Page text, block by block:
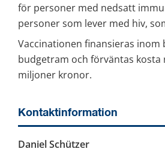
för personer med nedsatt
personer som lever med hiv,
Vaccinationen finansieras inom
budgetram och förväntas kosta
miljoner kronor.
Kontaktinformation
Daniel Schützer